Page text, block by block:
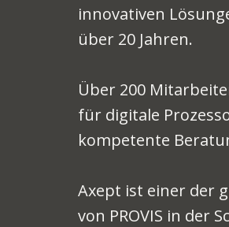
innovativen
über 20 Jahren.
Über 200
für digitale
kompetente
Axept ist einer der
von PROVIS in der